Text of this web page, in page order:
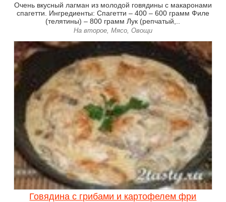
Очень вкусный лагман из молодой говядины с макаронами
спагетти. Ингредиенты: Спагетти – 400 – 600 грамм Филе
(телятины) – 800 грамм Лук (репчатый,..
На второе, Мясо, Овощи
Говядина с грибами и картофелем фри